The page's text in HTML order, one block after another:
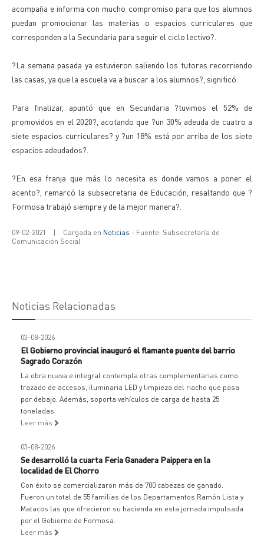
acompaña e informa con mucho compromiso para que los alumnos
puedan promocionar las materias o espacios curriculares que
corresponden a la Secundaria para seguir el ciclo lectivo?.
?La semana pasada ya estuvieron saliendo los tutores recorriendo
las casas, ya que la escuela va a buscar a los alumnos?, significó.
Para finalizar, apuntó que en Secundaria ?tuvimos el 52% de
promovidos en el 2020?, acotando que ?un 30% adeuda de cuatro a
siete espacios curriculares? y ?un 18% está por arriba de los siete
espacios adeudados?.
?En esa franja que más lo necesita es donde vamos a poner el
acento?, remarcó la subsecretaria de Educación, resaltando que ?
Formosa trabajó siempre y de la mejor manera?.
09-02-2021 | Cargada en Noticias - Fuente: Subsecretaría de
Comunicación Social
Noticias Relacionadas
03-08-2026
El Gobierno provincial inauguró el flamante puente del barrio
Sagrado Corazón
La obra nueva e integral contempla otras complementarias como
trazado de accesos, iluminaria LED y limpieza del riacho que pasa
por debajo. Además, soporta vehículos de carga de hasta 25
toneladas.
Leer más
03-08-2026
Se desarrolló la cuarta Feria Ganadera Paippera en la
localidad de El Chorro
Con éxito se comercializaron más de 700 cabezas de ganado.
Fueron un total de 55 familias de los Departamentos Ramón Lista y
Matacos las que ofrecieron su hacienda en esta jornada impulsada
por el Gobierno de Formosa.
Leer más